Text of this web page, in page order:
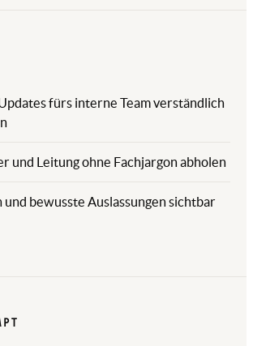
fürs interne Team verständlich
und Leitung ohne Fachjargon abholen
bewusste Auslassungen sichtbar